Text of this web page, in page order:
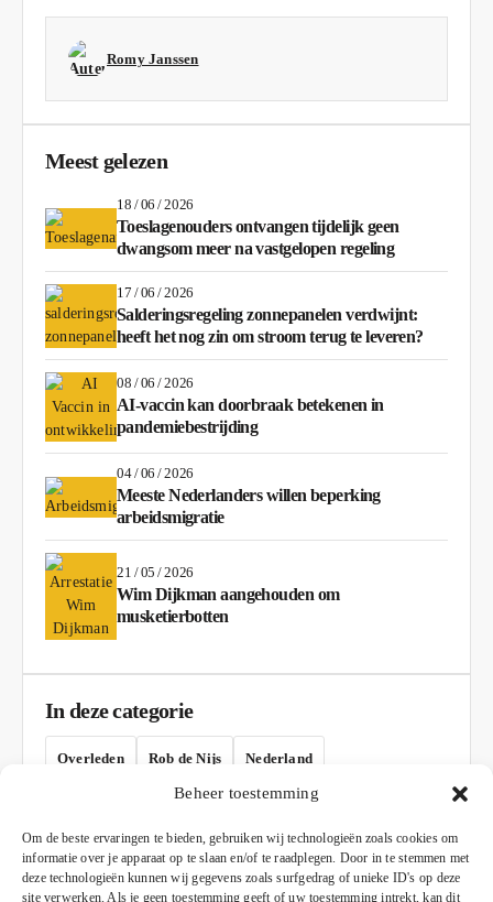
Beheer toestemming
Om de beste ervaringen te bieden, gebruiken wij technologieën zoals cookies om
informatie over je apparaat op te slaan en/of te raadplegen. Door in te stemmen met
deze technologieën kunnen wij gegevens zoals surfgedrag of unieke ID's op deze
site verwerken. Als je geen toestemming geeft of uw toestemming intrekt, kan dit
Romy Janssen
Meest gelezen
18 / 06 / 2026
Toeslagenouders ontvangen tijdelijk geen
dwangsom meer na vastgelopen regeling
17 / 06 / 2026
Salderingsregeling zonnepanelen verdwijnt:
heeft het nog zin om stroom terug te leveren?
08 / 06 / 2026
AI-vaccin kan doorbraak betekenen in
pandemiebestrijding
04 / 06 / 2026
Meeste Nederlanders willen beperking
arbeidsmigratie
21 / 05 / 2026
Wim Dijkman aangehouden om
musketierbotten
In deze categorie
Overleden Rob de Nijs Nederland